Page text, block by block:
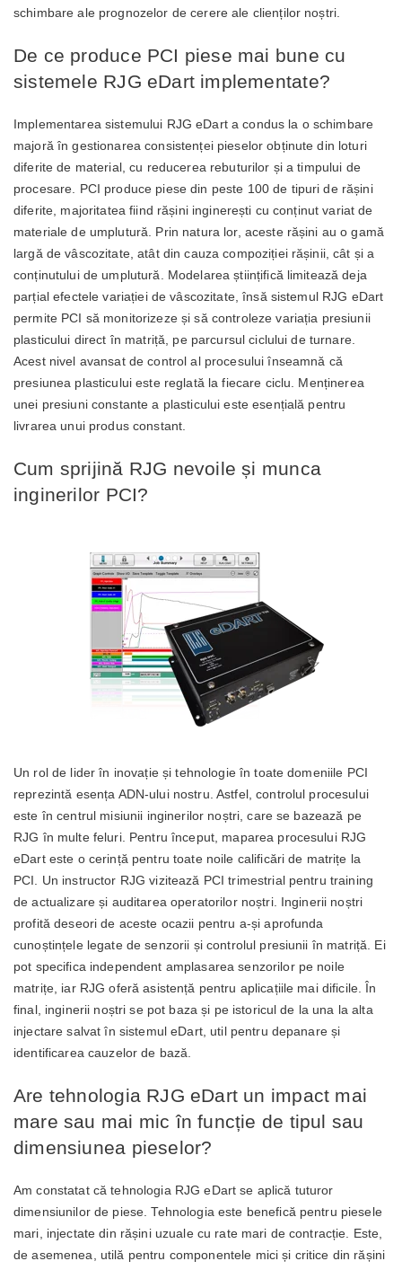
schimbare ale prognozelor de cerere ale clienților noștri.
De ce produce PCI piese mai bune cu
sistemele RJG eDart implementate?
Implementarea sistemului RJG eDart a condus la o schimbare
majoră în gestionarea consistenței pieselor obținute din loturi
diferite de material, cu reducerea rebuturilor și a timpului de
procesare. PCI produce piese din peste 100 de tipuri de rășini
diferite, majoritatea fiind rășini inginerești cu conținut variat de
materiale de umplutură. Prin natura lor, aceste rășini au o gamă
largă de vâscozitate, atât din cauza compoziției rășinii, cât și a
conținutului de umplutură. Modelarea științifică limitează deja
parțial efectele variației de vâscozitate, însă sistemul RJG eDart
permite PCI să monitorizeze și să controleze variația presiunii
plasticului direct în matriță, pe parcursul ciclului de turnare.
Acest nivel avansat de control al procesului înseamnă că
presiunea plasticului este reglată la fiecare ciclu. Menținerea
unei presiuni constante a plasticului este esențială pentru
livrarea unui produs constant.
Cum sprijină RJG nevoile și munca
inginerilor PCI?
Un rol de lider în inovație și tehnologie în toate domeniile PCI
reprezintă esența ADN-ului nostru. Astfel, controlul procesului
este în centrul misiunii inginerilor noștri, care se bazează pe
RJG în multe feluri. Pentru început, maparea procesului RJG
eDart este o cerință pentru toate noile calificări de matrițe la
PCI. Un instructor RJG vizitează PCI trimestrial pentru training
de actualizare și auditarea operatorilor noștri. Inginerii noștri
profită deseori de aceste ocazii pentru a-și aprofunda
cunoștințele legate de senzorii și controlul presiunii în matriță. Ei
pot specifica independent amplasarea senzorilor pe noile
matrițe, iar RJG oferă asistență pentru aplicațiile mai dificile. În
final, inginerii noștri se pot baza și pe istoricul de la una la alta
injectare salvat în sistemul eDart, util pentru depanare și
identificarea cauzelor de bază.
Are tehnologia RJG eDart un impact mai
mare sau mai mic în funcție de tipul sau
dimensiunea pieselor?
Am constatat că tehnologia RJG eDart se aplică tuturor
dimensiunilor de piese. Tehnologia este benefică pentru piesele
mari, injectate din rășini uzuale cu rate mari de contracție. Este,
de asemenea, utilă pentru componentele mici și critice din rășini